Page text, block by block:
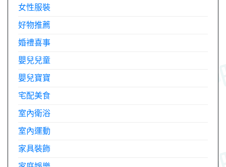
女性服裝
好物推薦
婚禮喜事
嬰兒兒童
嬰兒寶寶
宅配美食
室內衛浴
室內運動
家具裝飾